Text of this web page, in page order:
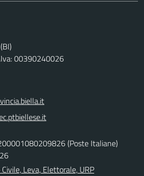
00390240026
(Poste Italiane)
Leva, Elettorale, URP